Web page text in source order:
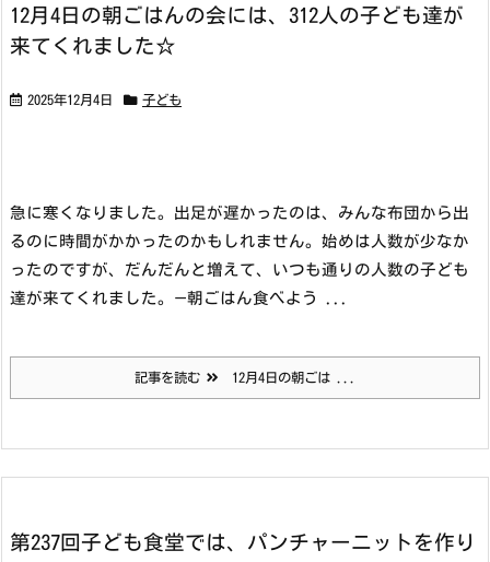
12月4日の朝ごはんの会には、312人の子ども達が
来てくれました☆
2025年12月4日 子ども
急に寒くなりました。出足が遅かったのは、みんな布団から出
るのに時間がかかったのかもしれません。始めは人数が少なか
ったのですが、だんだんと増えて、いつも通りの人数の子ども
達が来てくれました。 —朝ごはん食べよう ...
記事を読む 12月4日の朝ごは ...
第237回子ども食堂では、パンチャーニットを作り